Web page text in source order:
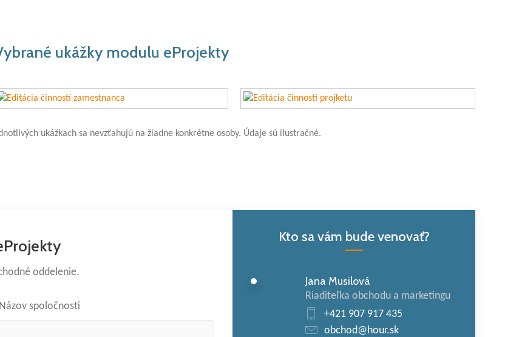
ukážky modulu eProjekty
ukážkach sa nevzťahujú na žiadne konkrétne osoby. Údaje sú ilustračné.
oddelenie.
Názov spoločnosti
Kto sa vám bude venovať?
Jana Musilová
Riaditeľka obchodu a marketingu
+421 907 917 435
obchod@hour.sk